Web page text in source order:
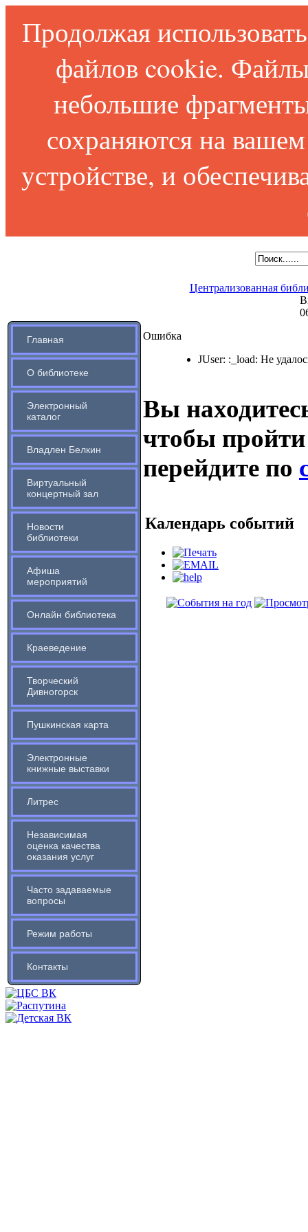
Продолжая
файлов cookie.
небольшие
сохраняются на
устройстве, и
Централизованная
Главная
О библиотеке
Электронный
каталог
Владлен Белкин
Виртуальный
концертный зал
Новости
библиотеки
Афиша
мероприятий
Онлайн библиотека
Краеведение
Творческий
Дивногорск
Пушкинская карта
Электронные
книжные выставки
Литрес
Независимая
оценка качества
оказания услуг
Часто задаваемые
вопросы
Режим работы
Контакты
Ошибка
JUser: :_load: Не
Вы
чтобы
перейдите по
Календарь событий